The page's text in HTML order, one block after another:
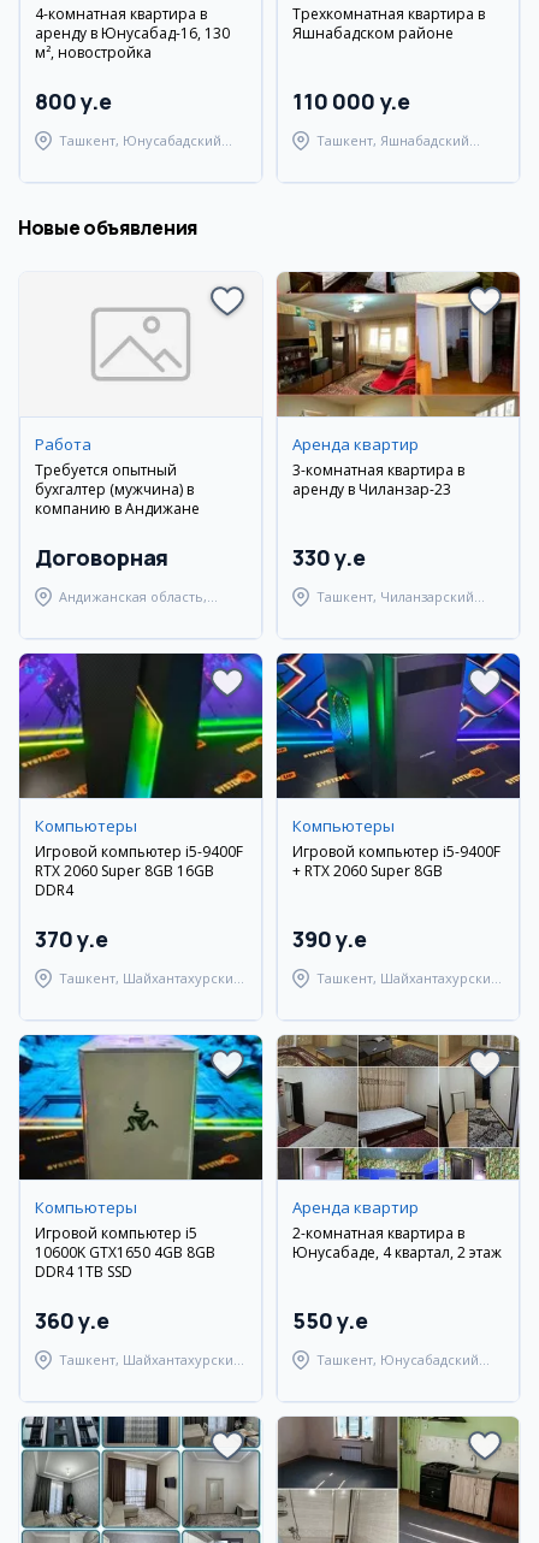
4-комнатная квартира в
аренду в Юнусабад-16, 130
м², новостройка
800 y.e
Ташкент, Юнусабадский
Трехкомнатная квартира в
Яшнабадском районе
110 000 y.e
Ташкент, Яшнабадский
Новые объявления
Работа
Требуется опытный
бухгалтер (мужчина) в
компанию в Андижане
Договорная
Андижанская область,
Аренда квартир
3-комнатная квартира в
аренду в Чиланзар-23
330 y.e
Ташкент, Чиланзарский
Компьютеры
Игровой компьютер i5-9400F
RTX 2060 Super 8GB 16GB
DDR4
370 y.e
Ташкент, Шайхантахурский
Компьютеры
Игровой компьютер i5-9400F
+ RTX 2060 Super 8GB
390 y.e
Ташкент, Шайхантахурский
Компьютеры
Игровой компьютер i5
10600K GTX1650 4GB 8GB
DDR4 1TB SSD
360 y.e
Ташкент, Шайхантахурский
Аренда квартир
2-комнатная квартира в
Юнусабаде, 4 квартал, 2 этаж
550 y.e
Ташкент, Юнусабадский